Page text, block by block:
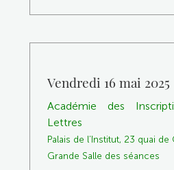
Vendredi 16 mai 2025
Académie des
Lettres
Palais de l’Institut, 23 quai
Grande Salle des séances